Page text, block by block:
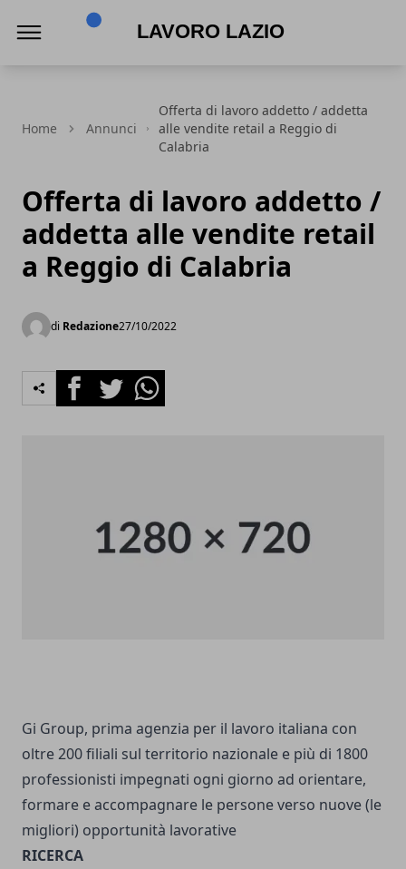
Home Annunci
Offerta di lavoro addetto / addetta
alle vendite retail a Reggio di
Calabria
Offerta di lavoro addetto /
addetta alle vendite retail
a Reggio di Calabria
di Redazione27/10/2022
FacebookTwitterWhatsapp
Gi Group, prima agenzia per il lavoro italiana con
oltre 200 filiali sul territorio nazionale e più di 1800
professionisti impegnati ogni giorno ad orientare,
formare e accompagnare le persone verso nuove (le
migliori) opportunità lavorative
RICERCA